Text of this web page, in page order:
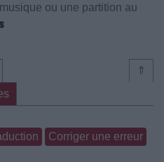
ou une partition au
⇑
Corriger une erreur